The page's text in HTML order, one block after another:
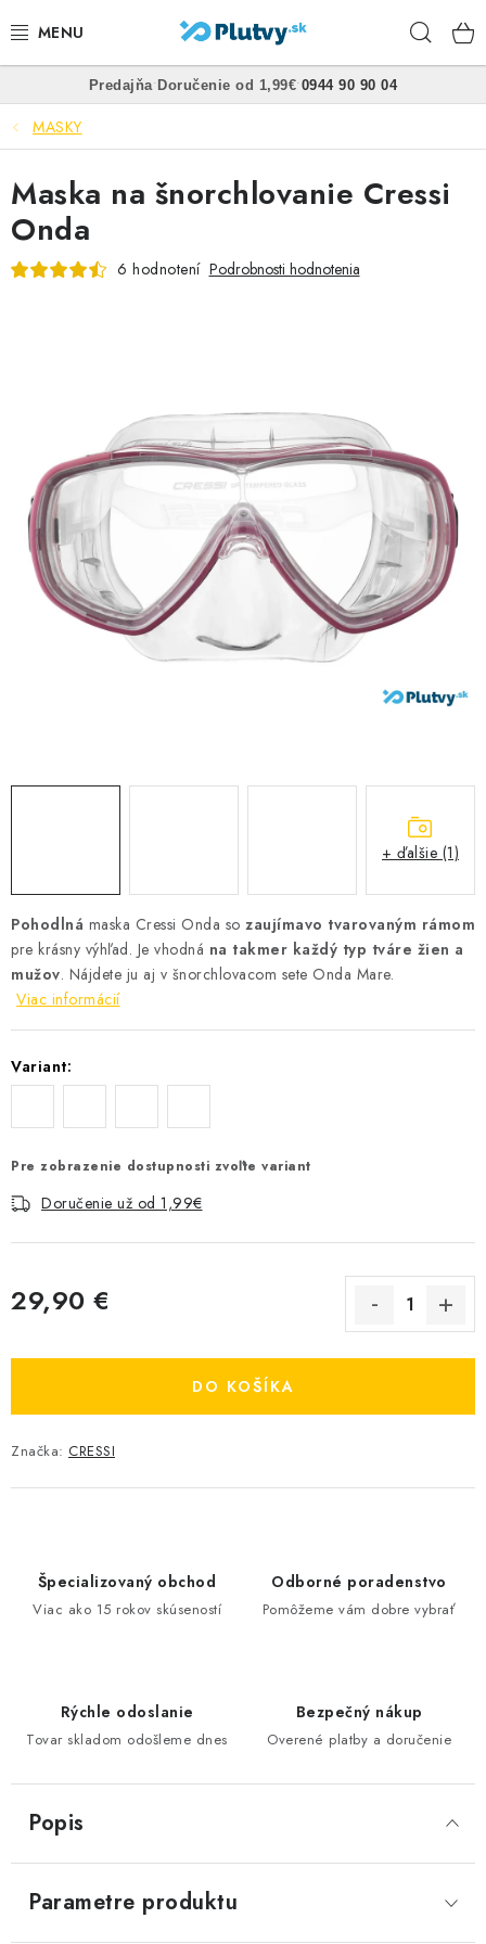
na
PLÁVANIE
ŠNORCHLOVANIE
FREEDIVING
SPEARFISHING
VŠETKO PRE DETI
HRAČKY DO VODY
PODVODNÉ SKÚTRE
Predajňa• Doručenie od 1,99€• 0944 90 90 04
MASKY
Pohodlná maska Cressi Onda so zaujímavo tvarovaným rámom
pre krásny výhľad. Je vhodná na takmer každý typ tváre žien a
mužov. Nájdete ju aj v šnorchlovacom sete Onda Mare.
Viac informácií
Variant:
Pre zobrazenie dostupnosti zvoľte variant
Doručenie už od 1,99€
29,90 €
DO KOŠÍKA
Značka: CRESSI
Maska na šnorchlovanie Cressi
Onda
6 hodnotení Podrobnosti hodnotenia
+ ďalšie (1)
Špecializovaný obchod
Viac ako 15 rokov skúseností
Odborné poradenstvo
Pomôžeme vám dobre vybrať
Rýchle odoslanie
Tovar skladom odošleme dnes
Bezpečný nákup
Overené platby a doručenie
Popis
Parametre produktu